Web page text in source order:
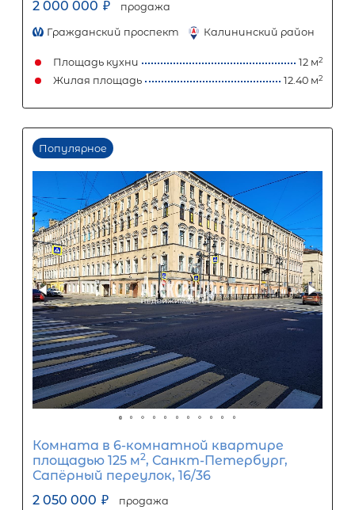
Популярное
Комната в 8-комнатной квартире
площадью 195 м2, Санкт-
улица Демьяна Бедного, 29